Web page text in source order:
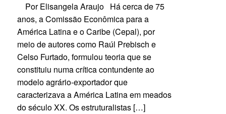
Por Elisangela Araujo Há cerca de 75
anos, a Comissão Econômica para a
América Latina e o Caribe (Cepal), por
meio de autores como Raúl Prebisch e
Celso Furtado, formulou teoria que se
constituiu numa crítica contundente ao
modelo agrário-exportador que
caracterizava a América Latina em meados
do século XX. Os estruturalistas […]